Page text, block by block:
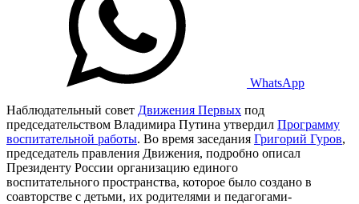
WhatsApp
Наблюдательный совет Движения Первых под
председательством Владимира Путина утвердил Программу
воспитательной работы. Во время заседания Григорий Гуров,
председатель правления Движения, подробно описал
Президенту России организацию единого
воспитательного пространства, которое было создано в
соавторстве с детьми, их родителями и педагогами-